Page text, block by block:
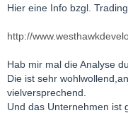
Hier eine Info bzgl. Trading
http://
Hab mir mal die Analyse
Die ist sehr
vielversprechend.
Und das Unternehmen ist